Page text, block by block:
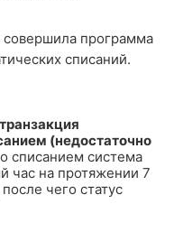
программа
списаний.
(недостаточно
списанием система
час на протяжении 7
чего статус